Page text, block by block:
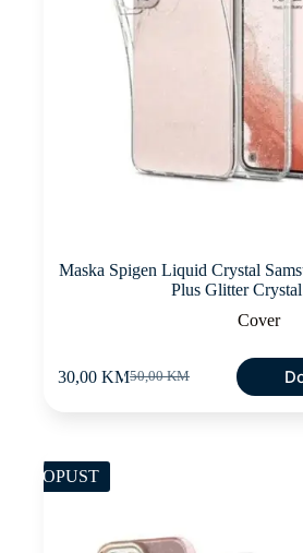
Maska Spigen Liquid Crystal
Plus Glitter Crystal
Cover
50,00KM
Original
30,00KMCurrent
POPUST